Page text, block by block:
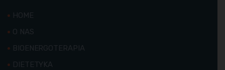
HOME
O NAS
BIOENERGOTERAPIA
DIETETYKA